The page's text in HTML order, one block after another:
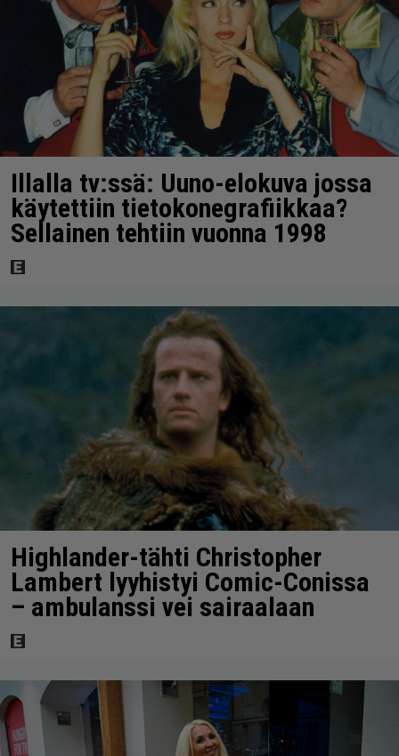
Illalla tv:ssä: Uuno-elokuva jossa
käytettiin tietokonegrafiikkaa?
Sellainen tehtiin vuonna 1998
Highlander-tähti Christopher
Lambert lyyhistyi Comic-Conissa
– ambulanssi vei sairaalaan